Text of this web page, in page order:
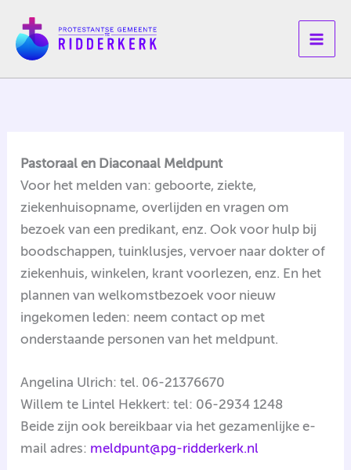
naar
inhoud
Pastoraal en Diaconaal Meldpunt
Voor het melden van: geboorte, ziekte,
ziekenhuisopname, overlijden en vragen om
bezoek van een predikant, enz. Ook voor hulp bij
boodschappen, tuinklusjes, vervoer naar dokter of
ziekenhuis, winkelen, krant voorlezen, enz. En het
plannen van welkomstbezoek voor nieuw
ingekomen leden: neem contact op met
onderstaande personen van het meldpunt.
Angelina Ulrich: tel. 06-21376670
Willem te Lintel Hekkert: tel: 06-2934 1248
Beide zijn ook bereikbaar via het gezamenlijke e-
mail adres: meldpunt@pg-ridderkerk.nl